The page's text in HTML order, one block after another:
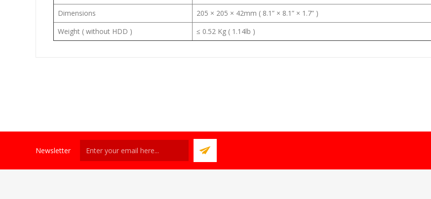
Dimensions
205 × 205 × 42mm ( 8.1” × 8.1” × 1.7” )
Weight ( without HDD )
≤ 0.52 Kg ( 1.14lb )
Newsletter